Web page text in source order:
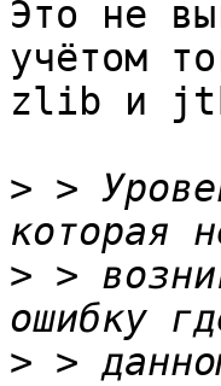
Это не
учётом
zlib и
> >
> >
> >